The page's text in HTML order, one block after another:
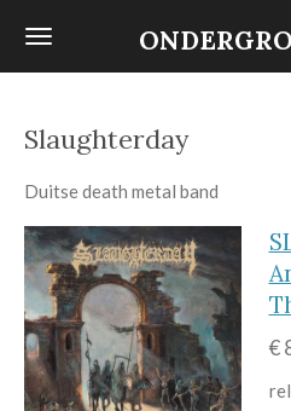
Ga
hoofdinhoud
Slaughterday
Duitse death metal band
€